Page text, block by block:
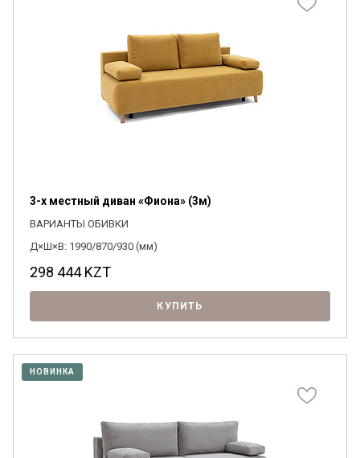
3-х местный диван «Фиона» (3м)
ВАРИАНТЫ ОБИВКИ
Д×Ш×В: 1990/870/930 (мм)
298 444KZT
КУПИТЬ
НОВИНКА